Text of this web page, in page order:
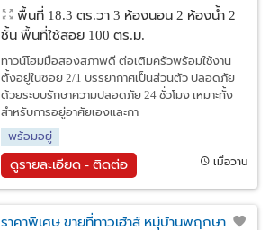
พื้นที่ 18.3 ตร.วา 3 ห้องนอน 2 ห้องน้ำ 2
ชั้น พื้นที่ใช้สอย 100 ตร.ม.
ทาวน์โฮมมือสองสภาพดี ต่อเติมครัวพร้อมใช้งาน
ตั้งอยู่ในซอย 2/1 บรรยากาศเป็นส่วนตัว ปลอดภัย
ด้วยระบบรักษาความปลอดภัย 24 ชั่วโมง เหมาะทั้ง
สำหรับการอยู่อาศัยเองและกา
พร้อมอยู่
ดูรายละเอียด - ติดต่อ เมื่อวาน
ราคาพิเศษ ขายที่ทาวเฮ้าส์ หมุ่บ้านพฤกษา